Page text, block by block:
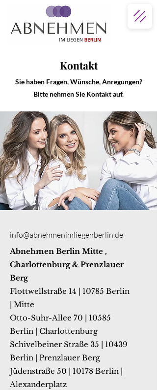
Kontakt
Sie haben Fragen, Wünsche, Anregungen?
Bitte nehmen Sie Kontakt auf.
info@abnehmenimliegenberlin.de
Abnehmen Berlin Mitte ,
Charlottenburg & Prenzlauer
Berg
Flottwellstraße 14 | 10785 Berlin
| Mitte
Otto-Suhr-Allee 70 | 10585
Berlin | Charlottenburg
Schivelbeiner Straße 35 | 10439
Berlin | Prenzlauer Berg
Jüdenstraße 50 | 10178 Berlin |
Alexanderplatz